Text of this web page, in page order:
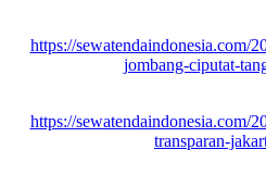
https://sewatendaindonesia.com/
jombang-ciputat-
https://sewatendaindonesia.com/
transparan-